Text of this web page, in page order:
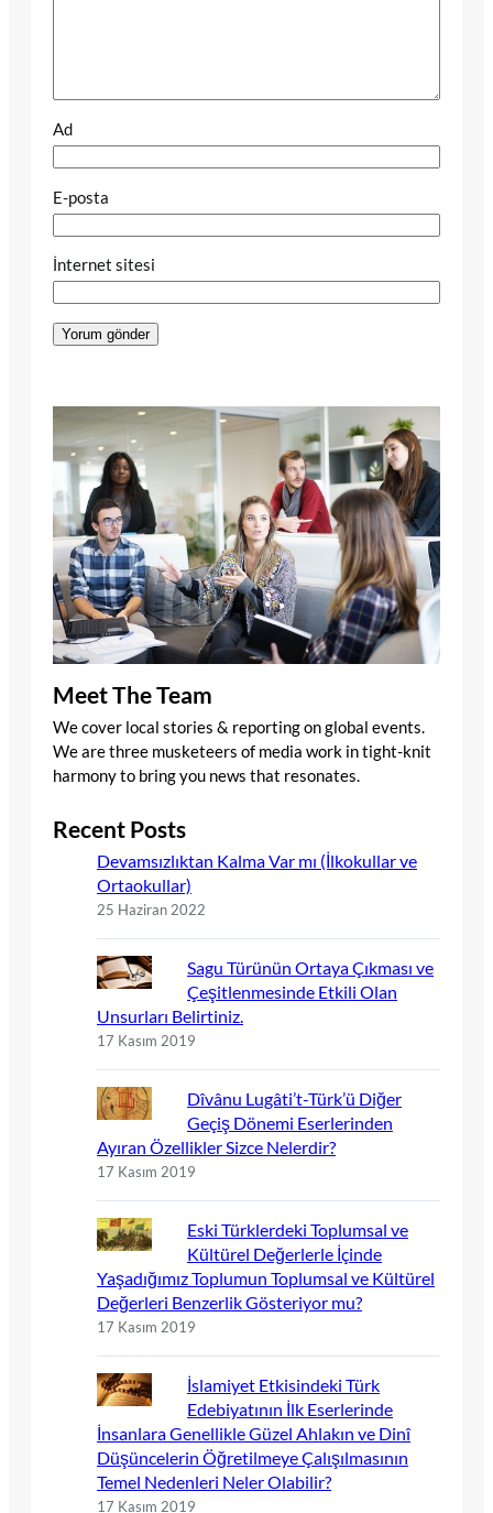
Ad
E-posta
İnternet sitesi
Meet The Team
We cover local stories & reporting on global events.
We are three musketeers of media work in tight-knit
harmony to bring you news that resonates.
Recent Posts
Devamsızlıktan Kalma Var mı (İlkokullar ve
Ortaokullar)
25 Haziran 2022
Sagu Türünün Ortaya Çıkması ve
Çeşitlenmesinde Etkili Olan
Unsurları Belirtiniz.
17 Kasım 2019
Dîvânu Lugâti’t-Türk’ü Diğer
Geçiş Dönemi Eserlerinden
Ayıran Özellikler Sizce Nelerdir?
17 Kasım 2019
Eski Türklerdeki Toplumsal ve
Kültürel Değerlerle İçinde
Yaşadığımız Toplumun Toplumsal ve Kültürel
Değerleri Benzerlik Gösteriyor mu?
17 Kasım 2019
İslamiyet Etkisindeki Türk
Edebiyatının İlk Eserlerinde
İnsanlara Genellikle Güzel Ahlakın ve Dinî
Düşüncelerin Öğretilmeye Çalışılmasının
Temel Nedenleri Neler Olabilir?
17 Kasım 2019